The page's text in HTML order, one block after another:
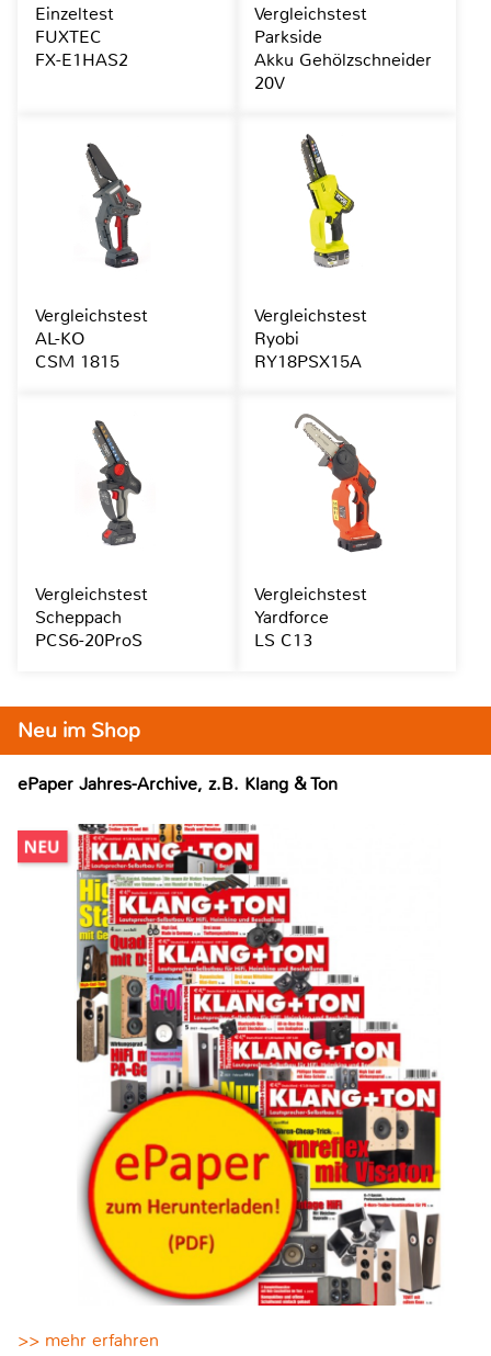
Neu im Shop
ePaper Jahres-Archive, z.B. Klang & Ton
>> mehr erfahren
Einzeltest
FUXTEC
FX-E1HAS2
Vergleichstest
Parkside
Akku Gehölzschneider
20V
Vergleichstest
AL-KO
CSM 1815
Vergleichstest
Ryobi
RY18PSX15A
Vergleichstest
Scheppach
PCS6-20ProS
Vergleichstest
Yardforce
LS C13